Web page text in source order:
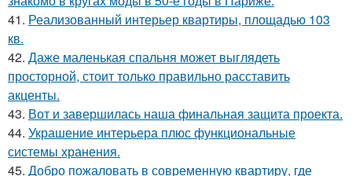
41. Реализованный интерьер квартиры, площадью 103
кв.
42. Даже маленькая спальня может выглядеть
просторной, стоит только правильно расставить
акценты.
43. Вот и завершилась наша финальная защита проекта.
44. Украшение интерьера плюс функциональные
системы хранения.
45. Добро пожаловать в современную квартиру, где